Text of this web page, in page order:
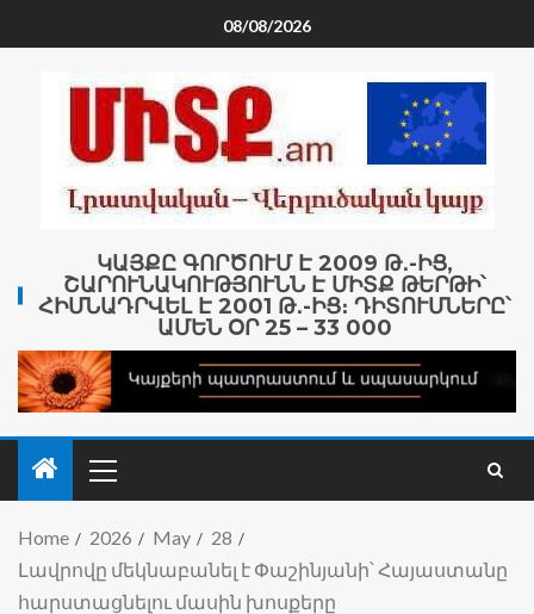
08/08/2026
ԿԱՅՔԸ ԳՈՐԾՈՒՄ Է 2009 Թ․-ԻՑ,
ՇԱՐՈՒՆԱԿՈՒԹՅՈՒՆՆ Է ՄԻՏՔ ԹԵՐԹԻ՝
ՀԻՄՆԱԴՐՎԵԼ Է 2001 Թ․-ԻՑ։ ԴԻՏՈՒՄՆԵՐԸ՝
ԱՄԵՆ ՕՐ 25 – 33 000
Home 2026 May
28
Լավրովը մեկնաբանել է Փաշինյանի՝ Հայաստանը
հարստացնելու մասին խոսքերը